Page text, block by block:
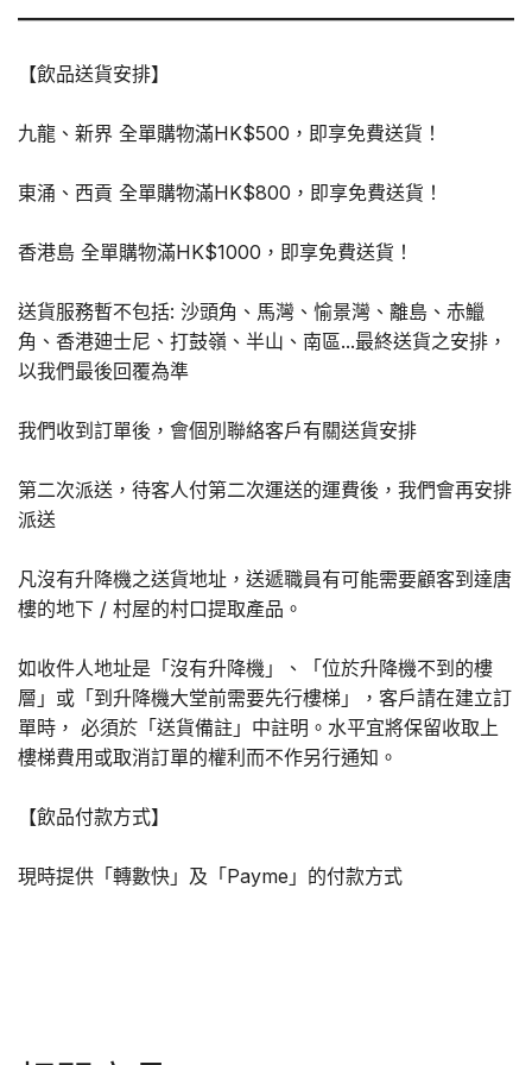
【飲品送貨安排】
九龍、新界 全單購物滿HK$500，即享免費送貨！
東涌、西貢 全單購物滿HK$800，即享免費送貨！
香港島 全單購物滿HK$1000，即享免費送貨！
送貨服務暫不包括: 沙頭角、馬灣、愉景灣、離島、赤鱲
角、香港廸士尼、打鼓嶺、半山、南區...最終送貨之安排，
以我們最後回覆為準
我們收到訂單後，會個別聯絡客戶有關送貨安排
第二次派送，待客人付第二次運送的運費後，我們會再安排
派送
凡沒有升降機之送貨地址，送遞職員有可能需要顧客到達唐
樓的地下 / 村屋的村口提取產品。
如收件人地址是「沒有升降機」、「位於升降機不到的樓
層」或「到升降機大堂前需要先行樓梯」，客戶請在建立訂
單時， 必須於「送貨備註」中註明。水平宜將保留收取上
樓梯費用或取消訂單的權利而不作另行通知。
【飲品付款方式】
現時提供「轉數快」及「Payme」的付款方式